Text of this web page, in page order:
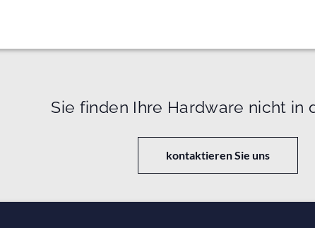
Sie finden Ihre Hardware nicht in
kontaktieren Sie uns